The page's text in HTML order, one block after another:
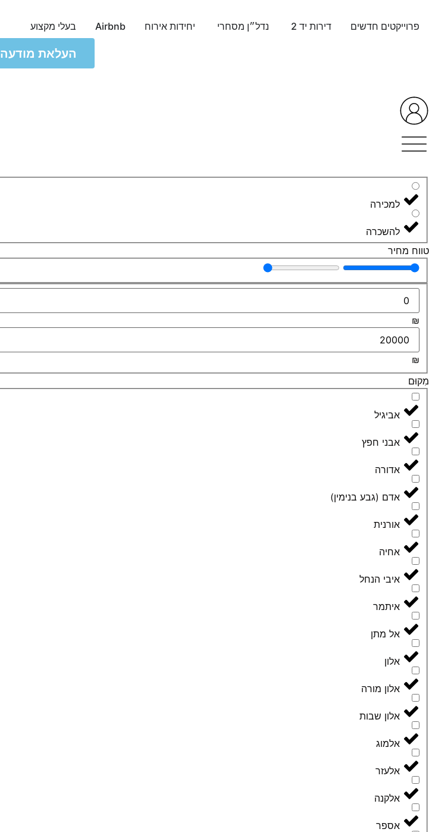
פרוייקטים חדשים דירות יד 2 נדל״ן מסחרי יחידות אירוח Airbnb בעלי מקצוע
העלאת מודעה
למכירה
להשכרה
טווח מחיר
₪
₪
מִקוּם
אביגיל
אבני חפץ
אדורה
אדם (גבע בנימין)
אורנית
אחיה
איבי הנחל
איתמר
אל מתן
אלון
אלון מורה
אלון שבות
אלמוג
אלעזר
אלקנה
אספר